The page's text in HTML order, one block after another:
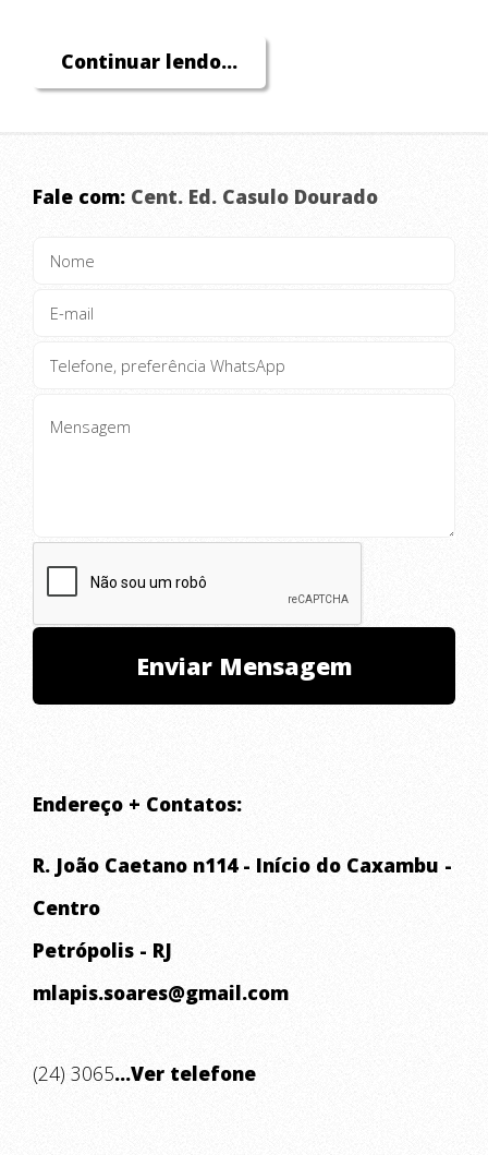
Continuar lendo...
Fale com: Cent. Ed. Casulo Dourado
Endereço + Contatos:
R. João Caetano n114 - Início do Caxambu -
Centro
Petrópolis - RJ
mlapis.soares@gmail.com
(24) 3065...Ver telefone